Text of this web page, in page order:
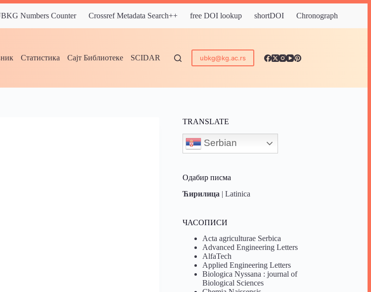
Numbers Counter Crossref Metadata Search++ free DOI lookup shortDOI Chronograph
Статистика Сајт Библиотеке SCIDAR ubkg@kg.ac.rs
TRANSLATE
Serbian
Одабир писма
Ћирилица |Latinica
ЧАСОПИСИ
Acta agriculturae Serbica
Advanced Engineering Letters
AlfaTech
Applied Engineering Letters
Biologica Nyssana : journal of
Biological Sciences